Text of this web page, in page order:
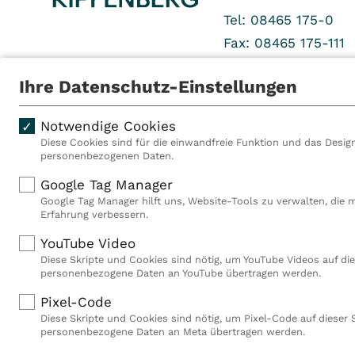
Tel: 08465 175-0
Fax: 08465 175-111
Rahmen der Gruppe
Akutkliniken, acht
(MVZ), neun
Deutschland über 9.000
Ihre Datenschutz-Einstellungen
Notwendige Cookies
Diese Cookies sind für die einwandfreie Funktion und das
personenbezogenen Daten.
Google Tag Manager
Google Tag Manager hilft uns, Website-Tools zu verwalten, die
Erfahrung verbessern.
YouTube Video
Diese Skripte und Cookies sind nötig, um YouTube Videos auf
personenbezogene Daten an YouTube übertragen werden.
Pixel-Code
Diese Skripte und Cookies sind nötig, um Pixel-Code auf dieser
personenbezogene Daten an Meta übertragen werden.